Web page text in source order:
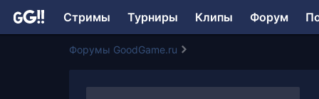
Стримы Турниры Клипы Форум
Форумы GoodGame.ru